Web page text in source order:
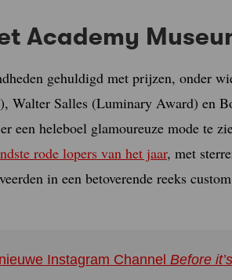
Academy
gehuldigd met prijzen, onder
Walter Salles (Luminary Award) en
een heleboel glamoureuze mode te
rode lopers van het jaar, met
in een betoverende reeks
Instagram Channel Before